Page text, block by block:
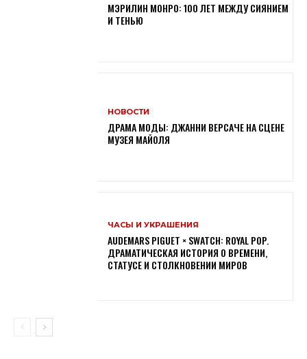
МЭРИЛИН МОНРО: 100 ЛЕТ МЕЖДУ СИЯНИЕМ
И ТЕНЬЮ
НОВОСТИ
ДРАМА МОДЫ: ДЖАННИ ВЕРСАЧЕ НА СЦЕНЕ
МУЗЕЯ МАЙОЛЯ
ЧАСЫ И УКРАШЕНИЯ
AUDEMARS PIGUET × SWATCH: ROYAL POP.
ДРАМАТИЧЕСКАЯ ИСТОРИЯ О ВРЕМЕНИ,
СТАТУСЕ И СТОЛКНОВЕНИИ МИРОВ